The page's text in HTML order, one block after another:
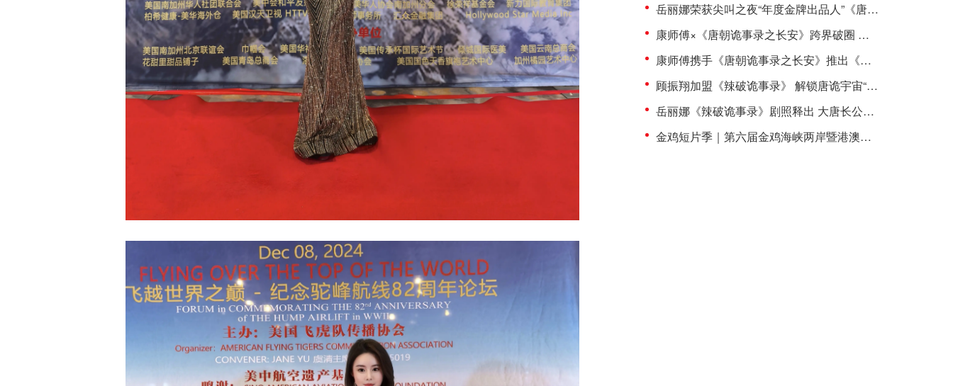
岳丽娜荣获尖叫之夜“年度金牌出品人”《唐诡长安》登荣誉殿堂
康师傅×《唐朝诡事录之长安》跨界破圈 岳丽娜以演员+出品人双重身份打造“辣味破案”新标杆
康师傅携手《唐朝诡事录之长安》推出《辣破诡事录》 顾振翔饰演云中白展露锋芒
顾振翔加盟《辣破诡事录》 解锁唐诡宇宙“大唐188男团”新成员
岳丽娜《辣破诡事录》剧照释出 大唐长公主惊艳“入画”解锁辣味新风尚
金鸡短片季｜第六届金鸡海峡两岸暨港澳青年短片季新湾流计划圆满闭幕 赋能大湾区 培育新影人